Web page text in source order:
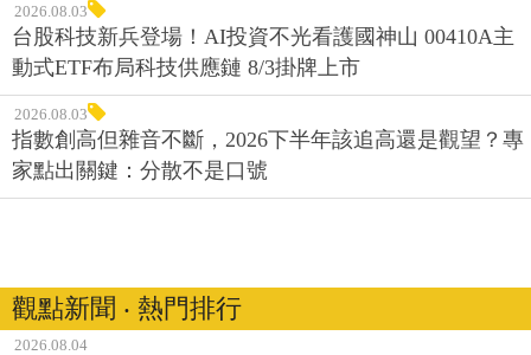
2026.08.03
台股科技新兵登場！AI投資不光看護國神山 00410A主
動式ETF布局科技供應鏈 8/3掛牌上市
2026.08.03
指數創高但雜音不斷，2026下半年該追高還是觀望？專
家點出關鍵：分散不是口號
觀點新聞 ‧ 熱門排行
2026.08.04